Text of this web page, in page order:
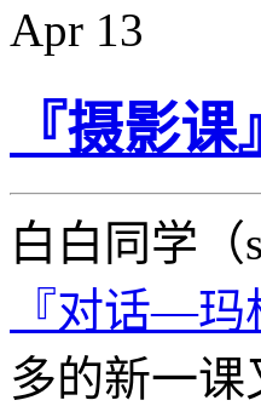
Apr 13
『摄影
白白同学
『对话—玛
多的新一